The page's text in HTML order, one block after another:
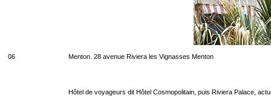
06 Menton. 28 avenue Riviera les Vignasses Menton
Hôtel de voyageurs dit Hôtel Cosmopolitain, puis Riviera Palace,